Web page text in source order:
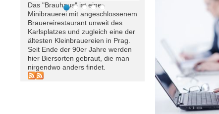
Das "Brauhaus" ist eine
Minibrauerei mit angeschlossenem
Brauereirestaurant unweit des
Karlsplatzes und zugleich eine der
ältesten Kleinbrauereien in Prag.
Seit Ende der 90er Jahre werden
hier Biersorten gebraut, die man
nirgendwo anders findet.